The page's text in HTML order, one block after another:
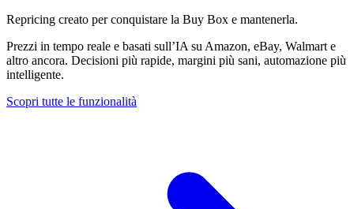
Repricing creato perconquistare la Buy Box e mantenerla.
Prezzi in tempo reale e basati sull’IA su Amazon, eBay, Walmart e
altro ancora. Decisioni più rapide, margini più sani, automazione più
intelligente.
Scopri tutte le funzionalità